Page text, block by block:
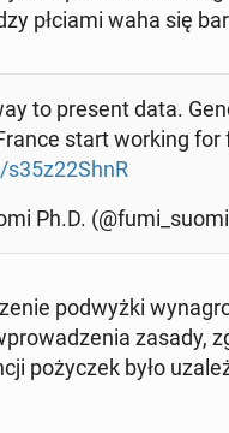
płciami waha się
to present data.
start working for
Ph.D.
pod­wyż­ki
zasady,
po­ży­czek było